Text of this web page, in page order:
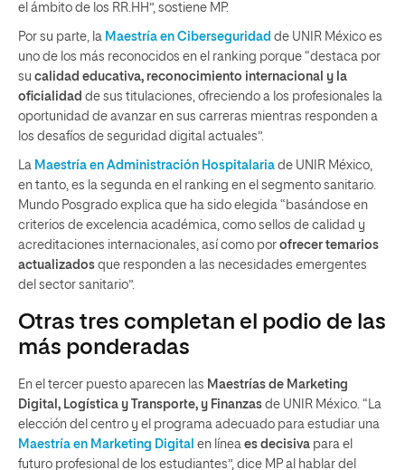
el ámbito de los RR.HH”, sostiene MP.
Por su parte, la Maestría en Ciberseguridad de UNIR México es
uno de los más reconocidos en el ranking porque “destaca por
su calidad educativa, reconocimiento internacional y la
oficialidad de sus titulaciones, ofreciendo a los profesionales la
oportunidad de avanzar en sus carreras mientras responden a
los desafíos de seguridad digital actuales”.
La Maestría en Administración Hospitalaria de UNIR México,
en tanto, es la segunda en el ranking en el segmento sanitario.
Mundo Posgrado explica que ha sido elegida “basándose en
criterios de excelencia académica, como sellos de calidad y
acreditaciones internacionales, así como por ofrecer temarios
actualizados que responden a las necesidades emergentes
del sector sanitario”.
Otras tres completan el podio de las
más ponderadas
En el tercer puesto aparecen las Maestrías de Marketing
Digital, Logística y Transporte, y Finanzas de UNIR México. “La
elección del centro y el programa adecuado para estudiar una
Maestría en Marketing Digital en línea es decisiva para el
futuro profesional de los estudiantes”, dice MP al hablar del